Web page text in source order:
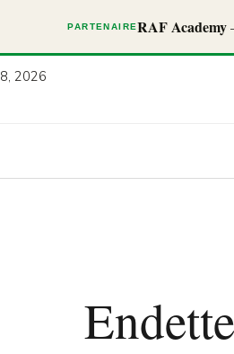
PARTENAIRERAF Academy
2026